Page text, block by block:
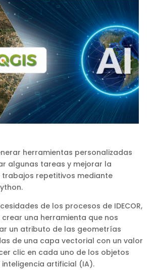
herramientas personalizadas
algunas tareas y mejorar la
trabajos repetitivos mediante
de los procesos de IDECOR,
una herramienta que nos
un atributo de las geometrías
de una capa vectorial con un valor
clic en cada uno de los objetos
inteligencia artificial (IA).